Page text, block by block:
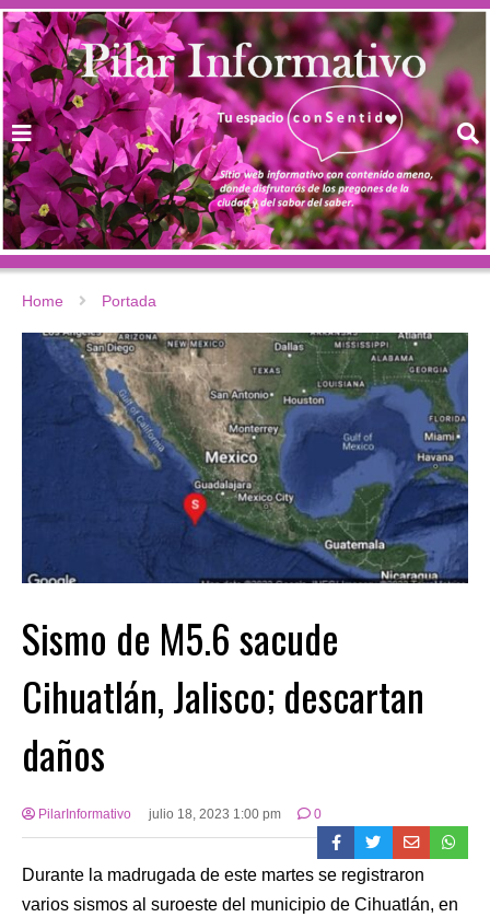
Home Portada
Sismo de M5.6 sacude
Cihuatlán, Jalisco; descartan
daños
PilarInformativo julio 18, 2023 1:00 pm 0
Durante la madrugada de este martes se registraron
varios sismos al suroeste del municipio de Cihuatlán, en